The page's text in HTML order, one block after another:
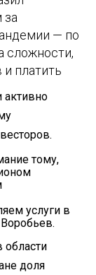
за
— по
сложности,
и платить
активно
тому,
услуги в
области
доля